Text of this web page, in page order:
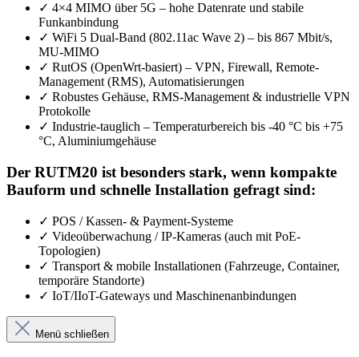
✓ 4×4 MIMO über 5G – hohe Datenrate und stabile
Funkanbindung
✓ WiFi 5 Dual-Band (802.11ac Wave 2) – bis 867 Mbit/s,
MU-MIMO
✓ RutOS (OpenWrt-basiert) – VPN, Firewall, Remote-
Management (RMS), Automatisierungen
✓ Robustes Gehäuse, RMS-Management & industrielle VPN
Protokolle
✓ Industrie-tauglich – Temperaturbereich bis -40 °C bis +75
°C, Aluminiumgehäuse
Der RUTM20 ist besonders stark, wenn kompakte
Bauform und schnelle Installation gefragt sind:
✓ POS / Kassen- & Payment-Systeme
✓ Videoüberwachung / IP-Kameras (auch mit PoE-
Topologien)
✓ Transport & mobile Installationen (Fahrzeuge, Container,
temporäre Standorte)
✓ IoT/IIoT-Gateways und Maschinenanbindungen
Menü schließen